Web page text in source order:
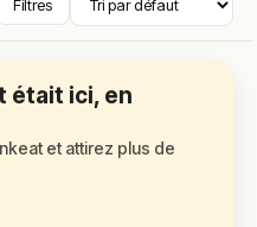
Filtres
était ici, en
et attirez plus de